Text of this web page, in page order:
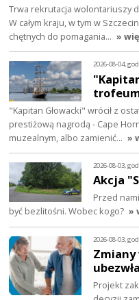
Trwa rekrutacja wolontariuszy
W całym kraju, w tym w
chętnych do pomagania… »
2026-08-04,
"Kapitan Głowacki" wrócił z
prestiżową nagrodą - Cape
muzealnym, albo zamienić… »
2026-08-03,
Akcja
Przed
być bezlitośni. Wobec kogo? »
2026-08-03,
Zmiany
Projekt